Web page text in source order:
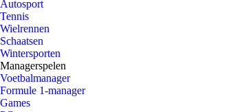
Autosport
Tennis
Wielrennen
Schaatsen
Wintersporten
Managerspelen
Voetbalmanager
Formule 1-manager
Games